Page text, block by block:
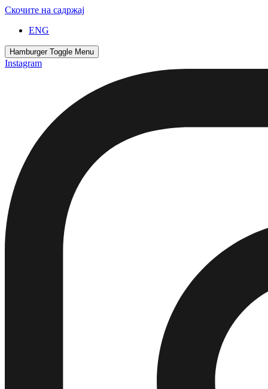
Скочите на садржај
ENG
Hamburger Toggle Menu
Instagram